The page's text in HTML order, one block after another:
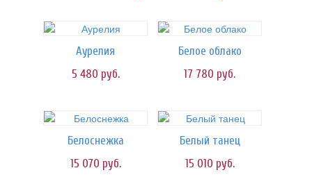
Аурелия
5 480 руб.
Белое облако
17 780 руб.
Белоснежка
15 070 руб.
Белый танец
15 010 руб.